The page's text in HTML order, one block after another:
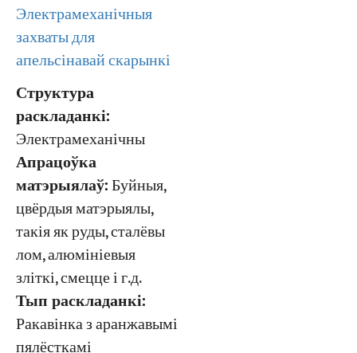
Электрамеханічныя
захваты для
апельсінавай скарынкі
Структура
раскладанкі:
Электрамеханічны
Апрацоўка
матэрыялаў:Буйныя,
цвёрдыя матэрыялы,
такія як руды, сталёвы
лом, алюмініевыя
зліткі, смецце і г.д.
Тып раскладанкі:
Ракавінка з аранжавымі